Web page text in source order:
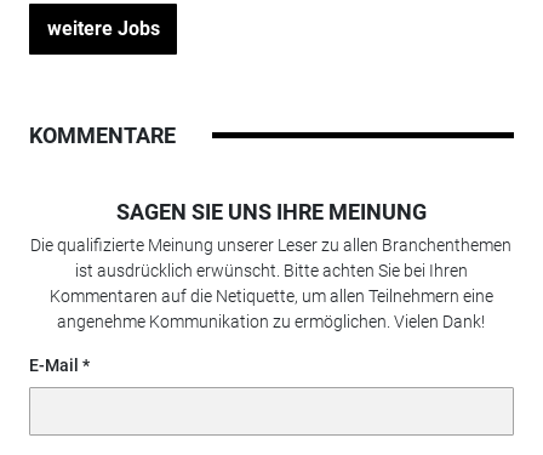
weitere Jobs
KOMMENTARE
SAGEN SIE UNS IHRE MEINUNG
Die qualifizierte Meinung unserer Leser zu allen Branchenthemen
ist ausdrücklich erwünscht. Bitte achten Sie bei Ihren
Kommentaren auf die Netiquette, um allen Teilnehmern eine
angenehme Kommunikation zu ermöglichen. Vielen Dank!
E-Mail